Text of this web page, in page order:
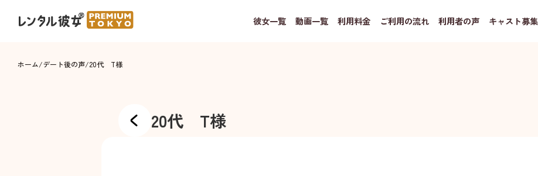
彼女一覧 動画一覧 利用料金 ご利用の流れ 利用者の声 キャスト募集
ホーム/デート後の声/20代 T様
20代 T様